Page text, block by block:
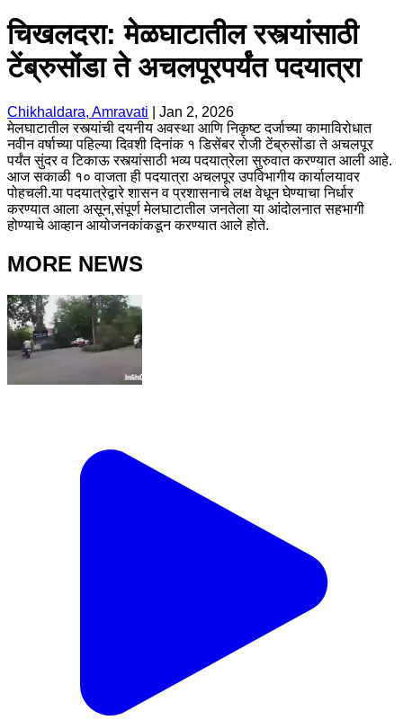
चिखलदरा: मेळघाटातील रस्त्यांसाठी
टेंब्रुसोंडा ते अचलपूरपर्यंत पदयात्रा
Chikhaldara, Amravati
Jan 2, 2026
मेलघाटातील रस्त्यांची दयनीय अवस्था आणि निकृष्ट दर्जाच्या कामाविरोधात
नवीन वर्षाच्या पहिल्या दिवशी दिनांक १ डिसेंबर रोजी टेंब्रुसोंडा ते अचलपूर
पर्यंत सुंदर व टिकाऊ रस्त्यांसाठी भव्य पदयात्रेला सुरुवात करण्यात आली आहे.
आज सकाळी १० वाजता ही पदयात्रा अचलपूर उपविभागीय कार्यालयावर
पोहचली.या पदयात्रेद्वारे शासन व प्रशासनाचे लक्ष वेधून घेण्याचा निर्धार
करण्यात आला असून,संपूर्ण मेलघाटातील जनतेला या आंदोलनात सहभागी
होण्याचे आव्हान आयोजनकांकडून करण्यात आले होते.
MORE NEWS